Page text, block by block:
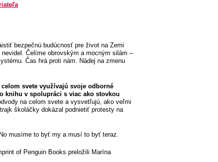
bezpečnú budúcnosť pre život na Zemi
Čelíme obrovským a mocným silám –
Čas hrá proti nám. Nádej na zmenu
svete využívajú svoje odborné
knihu v spolupráci s viac ako stovkou
na celom svete a vysvetľujú, ako veľmi
školáčky dokázal podnietiť protesty na
musíme to byť my a musí to byť teraz.
of Penguin Books preložili Marína